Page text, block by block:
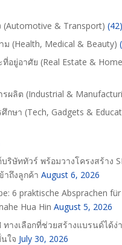
& Transport) (42)
(Health, Medical & Beauty)
อยู่อาศัย (Real Estate & Home
ผลิต (Industrial &
กษา (Tech, Gadgets &
ริษัททัวร์ พร้อมวางโครงสร้าง
าถึงลูกค้า August 6, 2026
6 praktische Absprachen
Hua Hin August 5, 2026
างเลือกที่ช่วยสร้างแบรนด์ได้ง่
ใจ July 30, 2026